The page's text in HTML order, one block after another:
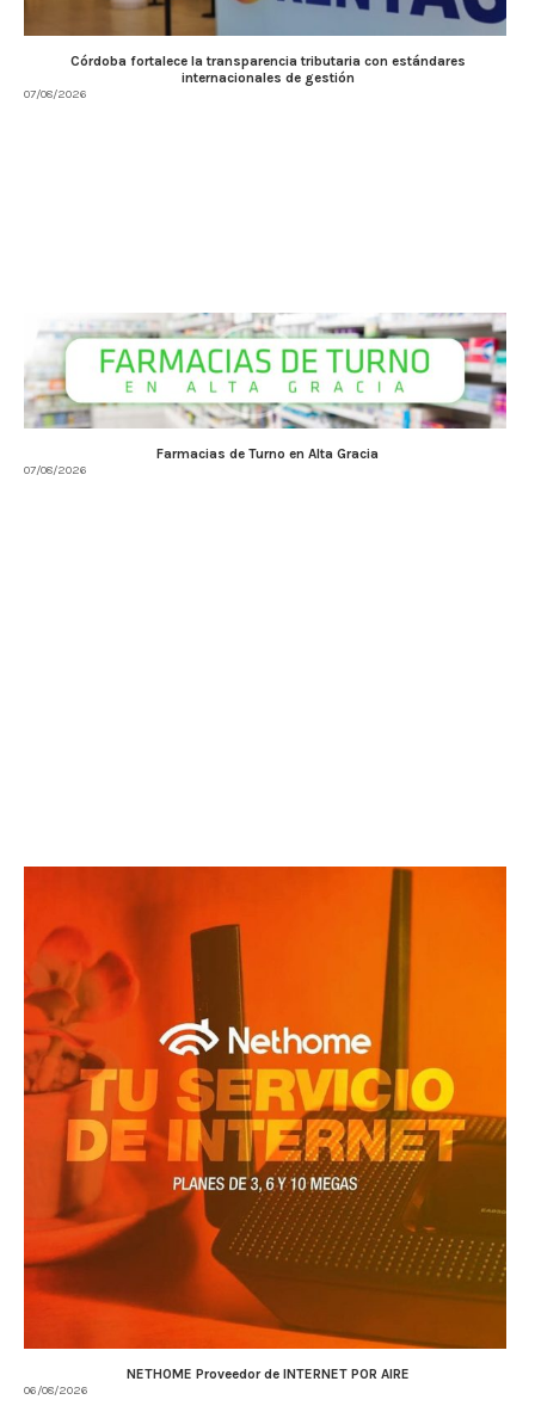
Córdoba fortalece la transparencia tributaria con estándares
internacionales de gestión
07/08/2026
Farmacias de Turno en Alta Gracia
07/08/2026
NETHOME Proveedor de INTERNET POR AIRE
06/08/2026